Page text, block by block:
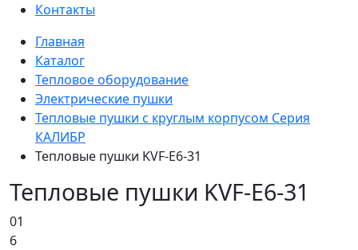
Контакты
Главная
Каталог
Тепловое оборудование
Электрические пушки
Тепловые пушки с круглым корпусом Серия
КАЛИБР
Тепловые пушки KVF-E6-31
Тепловые пушки KVF-E6-31
01
6